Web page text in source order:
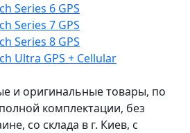
Series 6 GPS
Series 7 GPS
Series 8 GPS
Ultra GPS + Cellular
и оригинальные товары, по
комплектации, без
со склада в г. Киев, с